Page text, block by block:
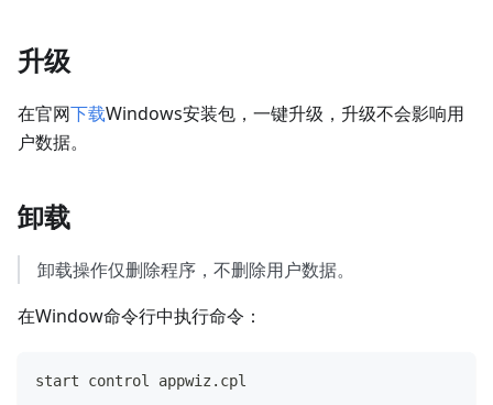
升级
在官网下载Windows安装包，一键升级，升级不会影响用
户数据。
卸载
卸载操作仅删除程序，不删除用户数据。
在Window命令行中执行命令：
start control appwiz.cpl